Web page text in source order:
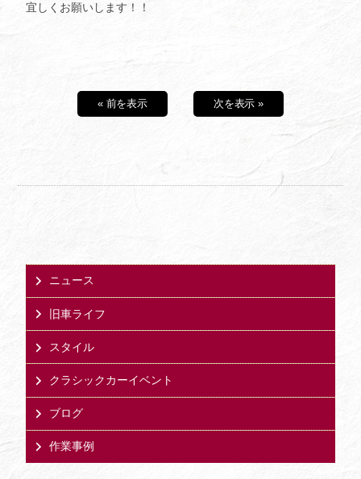
宜しくお願いします！！
« 前を表示 次を表示 »
ニュース
旧車ライフ
スタイル
クラシックカーイベント
ブログ
作業事例